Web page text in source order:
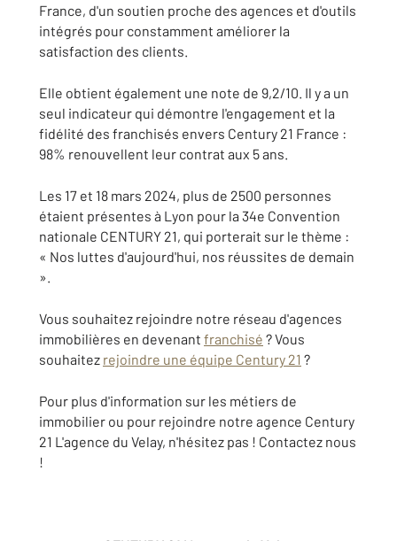
France, d'un soutien proche des agences et d'outils
intégrés pour constamment améliorer la
satisfaction des clients.
Elle obtient également une note de 9,2/10. Il y a un
seul indicateur qui démontre l'engagement et la
fidélité des franchisés envers Century 21 France :
98% renouvellent leur contrat aux 5 ans.
Les 17 et 18 mars 2024, plus de 2500 personnes
étaient présentes à Lyon pour la 34e Convention
nationale CENTURY 21, qui porterait sur le thème :
« Nos luttes d'aujourd'hui, nos réussites de demain
».
Vous souhaitez rejoindre notre réseau d'agences
immobilières en devenant franchisé ? Vous
souhaitez rejoindre une équipe Century 21 ?
Pour plus d'information sur les métiers de
immobilier ou pour rejoindre notre agence Century
21 L'agence du Velay, n'hésitez pas ! Contactez nous
!